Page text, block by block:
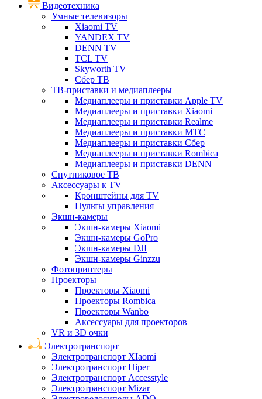
Видеотехника
Умные телевизоры
Xiaomi TV
YANDEX TV
DENN TV
TCL TV
Skyworth TV
Сбер ТВ
ТВ-приставки и медиаплееры
Медиаплееры и приставки Apple TV
Медиаплееры и приставки Xiaomi
Медиаплееры и приставки Realme
Медиаплееры и приставки МТС
Медиаплееры и приставки Сбер
Медиаплееры и приставки Rombica
Медиаплееры и приставки DENN
Спутниковое ТВ
Аксессуары к TV
Кронштейны для TV
Пульты управления
Экшн-камеры
Экшн-камеры Xiaomi
Экшн-камеры GoPro
Экшн-камеры DJI
Экшн-камеры Ginzzu
Фотопринтеры
Проекторы
Проекторы Xiaomi
Проекторы Rombica
Проекторы Wanbo
Аксессуары для проекторов
VR и 3D очки
Электротранспорт
Электротранспорт XIaomi
Электротранспорт Hiper
Электротранспорт Accesstyle
Электротранспорт Mizar